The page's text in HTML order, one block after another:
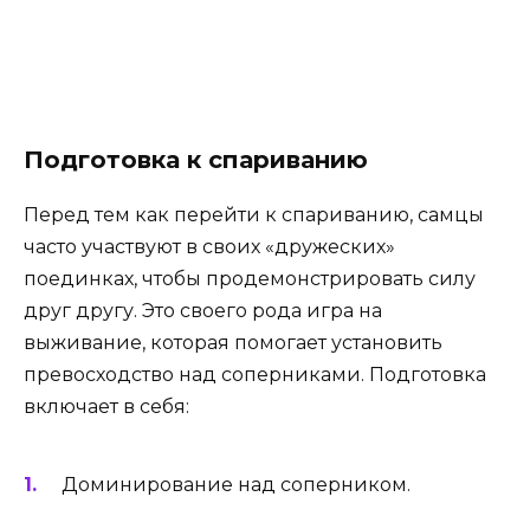
Подготовка к спариванию
Перед тем как перейти к спариванию, самцы
часто участвуют в своих «дружеских»
поединках, чтобы продемонстрировать силу
друг другу. Это своего рода игра на
выживание, которая помогает установить
превосходство над соперниками. Подготовка
включает в себя:
Доминирование над соперником.